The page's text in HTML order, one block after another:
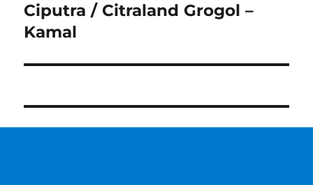
post:
Ciputra / Citraland Grogol –
Kamal